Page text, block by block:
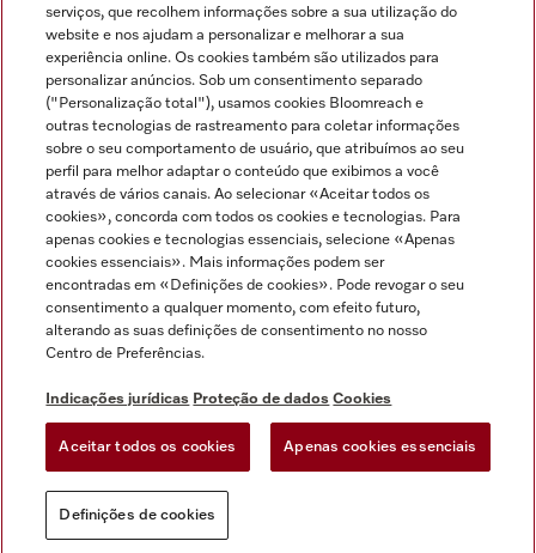
Indicações jurídicas
Condições gerais
Proteção de dados
Condições de utilização
Canal de Ética
Formulário de livre resolução
Miele no Instagram
Miele no Facebook
Miele no Youtube
serviços, que recolhem informações sobre a sua utilização do
website e nos ajudam a personalizar e melhorar a sua
experiência online. Os cookies também são utilizados para
personalizar anúncios. Sob um consentimento separado
("Personalização total"), usamos cookies Bloomreach e
outras tecnologias de rastreamento para coletar informações
sobre o seu comportamento de usuário, que atribuímos ao seu
perfil para melhor adaptar o conteúdo que exibimos a você
através de vários canais. Ao selecionar «Aceitar todos os
cookies», concorda com todos os cookies e tecnologias. Para
apenas cookies e tecnologias essenciais, selecione «Apenas
cookies essenciais». Mais informações podem ser
encontradas em «Definições de cookies». Pode revogar o seu
consentimento a qualquer momento, com efeito futuro,
alterando as suas definições de consentimento no nosso
Centro de Preferências.
Indicações jurídicas Proteção de dados Cookies
Aceitar todos os cookies Apenas cookies essenciais
Definições de cookies